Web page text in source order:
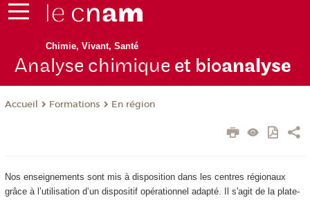
Chimie, Vivant, Santé
Analyse chimique et bioanalyse
Accueil Formations En région
Nos enseignements sont mis à disposition dans les centres régionaux
grâce à l’utilisation d’un dispositif opérationnel adapté. Il s'agit de la plate-